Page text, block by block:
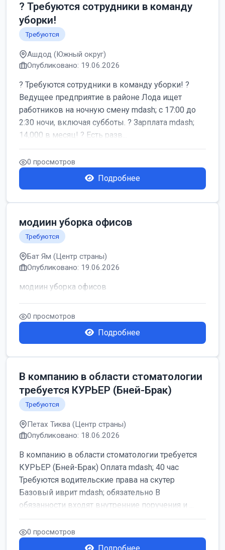
? Требуются сотрудники в команду
уборки!
Требуются
Ашдод (Южный округ)
Опубликовано: 19.06.2026
? Требуются сотрудники в команду уборки! ?
Ведущее предприятие в районе Лода ищет
работников на ночную смену mdash; с 17:00 до
2:30 ночи, включая субботы. ? Зарплата mdash;
14,000 в месяц! ? Есть разв...
0 просмотров
Подробнее
модиин уборка офисов
Требуются
Бат Ям (Центр страны)
Опубликовано: 19.06.2026
модиин уборка офисов
0 просмотров
Подробнее
В компанию в области стоматологии
требуется КУРЬЕР (Бней-Брак)
Требуются
Петах Тиква (Центр страны)
Опубликовано: 18.06.2026
В компанию в области стоматологии требуется
КУРЬЕР (Бней-Брак) Оплата mdash; 40 час
Требуются водительские права на скутер
Базовый иврит mdash; обязательно В
обязанности входят внутренние поручения и ...
0 просмотров